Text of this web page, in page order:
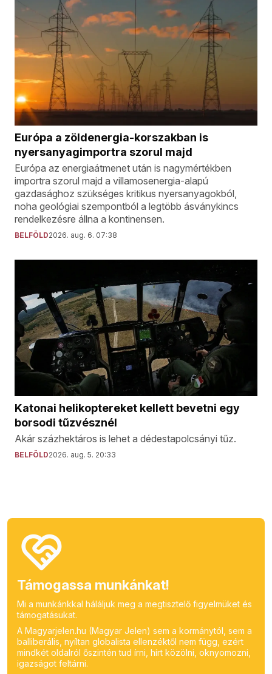
Európa a zöldenergia-korszakban is
nyersanyagimportra szorul majd
Európa az energiaátmenet után is nagymértékben
importra szorul majd a villamosenergia-alapú
gazdasághoz szükséges kritikus nyersanyagokból,
noha geológiai szempontból a legtöbb ásványkincs
rendelkezésre állna a kontinensen.
BELFÖLD2026. aug. 6. 07:38
Katonai helikoptereket kellett bevetni egy
borsodi tűzvésznél
Akár százhektáros is lehet a dédestapolcsányi tűz.
BELFÖLD2026. aug. 5. 20:33
Támogassa munkánkat!
Mi a munkánkkal háláljuk meg a megtisztelő figyelmüket és
támogatásukat.
A Magyarjelen.hu (Magyar Jelen) sem a kormánytól, sem a
balliberális, nyíltan globalista ellenzéktől nem függ, ezért
mindkét oldalról őszintén tud írni, hírt közölni, oknyomozni,
igazságot feltárni.